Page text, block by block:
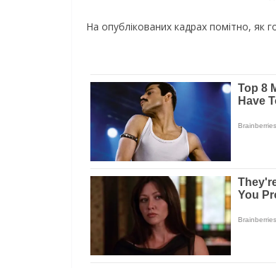
На опублікованих кадрах помітно, як